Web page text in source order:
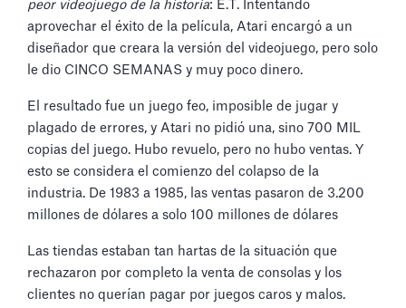
peor videojuego de la historia: E.T. Intentando
aprovechar el éxito de la película, Atari encargó a un
diseñador que creara la versión del videojuego, pero solo
le dio CINCO SEMANAS y muy poco dinero.
El resultado fue un juego feo, imposible de jugar y
plagado de errores, y Atari no pidió una, sino 700 MIL
copias del juego. Hubo revuelo, pero no hubo ventas. Y
esto se considera el comienzo del colapso de la
industria. De 1983 a 1985, las ventas pasaron de 3.200
millones de dólares a solo 100 millones de dólares
Las tiendas estaban tan hartas de la situación que
rechazaron por completo la venta de consolas y los
clientes no querían pagar por juegos caros y malos.